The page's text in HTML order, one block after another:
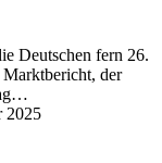
Deutschen fern 26.
der
2025